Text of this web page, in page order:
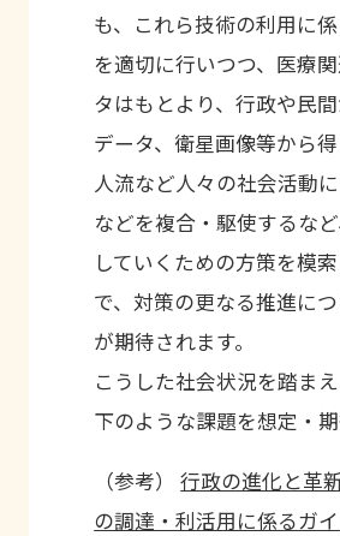
も、これら技術の利用に
を適切に行いつつ、医療
タはもとより、行政や民
データ、衛星画像等から得
人流など人々の社会活動
などを複合・駆使するな
していくための方策を模
で、対策の更なる推進に
が期待されます。
こうした社会状況を踏ま
下のような課題を想定・期
（参考）行政の進化と革
の調達・利活用に係るガ